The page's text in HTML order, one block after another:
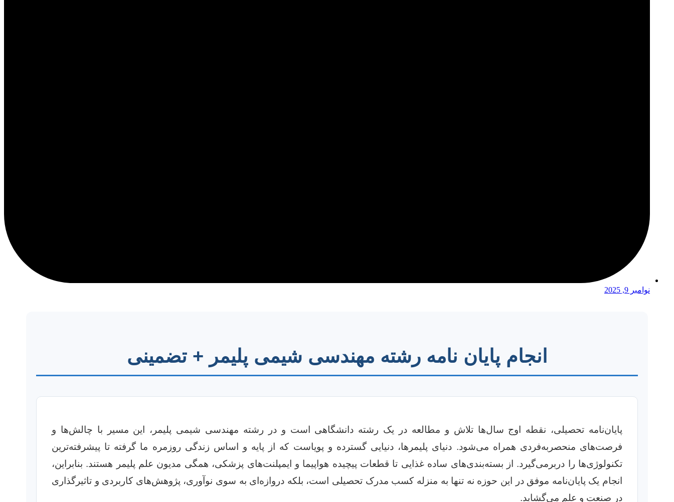
نوامبر 9, 2025
انجام پایان نامه رشته مهندسی شیمی پلیمر + تضمینی
پایان‌نامه تحصیلی، نقطه اوج سال‌ها تلاش و مطالعه در یک رشته دانشگاهی است و در رشته مهندسی شیمی پلیمر، این مسیر با چالش‌ها و
فرصت‌های منحصربه‌فردی همراه می‌شود. دنیای پلیمرها، دنیایی گسترده و پویاست که از پایه و اساس زندگی روزمره ما گرفته تا پیشرفته‌ترین
تکنولوژی‌ها را دربرمی‌گیرد. از بسته‌بندی‌های ساده غذایی تا قطعات پیچیده هواپیما و ایمپلنت‌های پزشکی، همگی مدیون علم پلیمر هستند. بنابراین،
انجام یک پایان‌نامه موفق در این حوزه نه تنها به منزله کسب مدرک تحصیلی است، بلکه دروازه‌ای به سوی نوآوری، پژوهش‌های کاربردی و تاثیرگذاری
در صنعت و علم می‌گشاید.